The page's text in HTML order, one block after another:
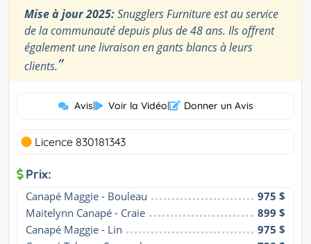
Mise à jour 2025:Snugglers Furniture est au service
de la communauté depuis plus de 48 ans. Ils offrent
également une livraison en gants blancs à leurs
clients.”
Avis| Voir la Vidéo| Donner un Avis
Licence 830181343
Prix:
Canapé Maggie - Bouleau
975 $
Maitelynn Canapé - Craie
899 $
Canapé Maggie - Lin
975 $